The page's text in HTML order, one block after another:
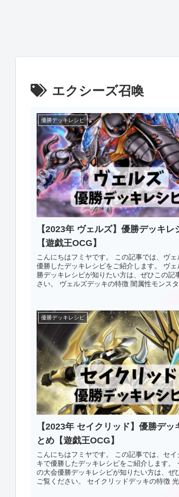
エクシーズ召喚
優勝デッキレシピ
【2023年 ヴェルズ】優勝デッキレ
【遊戯王OCG】
こんにちはフミヤです。 この記事では、ヴ
優勝したデッキレシピをご紹介します。 ヴ
勝デッキレシピが知りたい方は、ぜひこの記
さい。 ヴェルズデッキの特徴 闇属性モンスタ
優勝デッキレシピ
【2023年 セイクリッド】優勝デッ
とめ【遊戯王OCG】
こんにちはフミヤです。 この記事では、セイ
キで優勝したデッキレシピをご紹介します。
の大会優勝デッキレシピが知りたい方は、ぜ
ご覧ください。 セイクリッドデッキの特徴 光